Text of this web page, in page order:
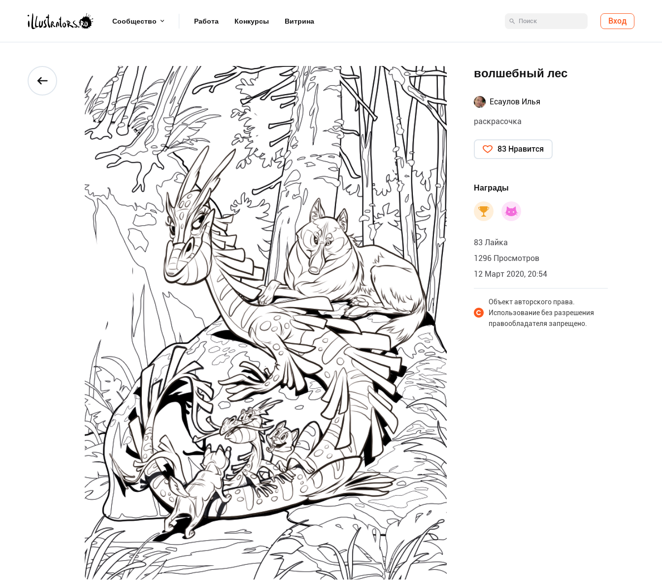
Сообщество Работа Конкурсы Витрина Вход
волшебный лес
Есаулов Илья
раскрасочка
83 Нравится
Награды
83 Лайка
1296 Просмотров
12 Март 2020, 20:54
Объект авторского права.
Использование без разрешения
правообладателя запрещено.